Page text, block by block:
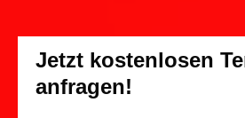
Jetzt kostenlosen
anfragen!